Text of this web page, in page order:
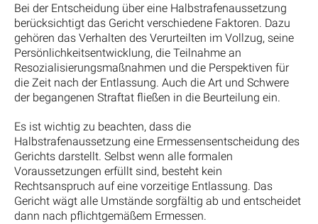
Bei der Entscheidung über eine Halbstrafenaussetzung
berücksichtigt das Gericht verschiedene Faktoren. Dazu
gehören das Verhalten des Verurteilten im Vollzug, seine
Persönlichkeitsentwicklung, die Teilnahme an
Resozialisierungsmaßnahmen und die Perspektiven für
die Zeit nach der Entlassung. Auch die Art und Schwere
der begangenen Straftat fließen in die Beurteilung ein.
Es ist wichtig zu beachten, dass die
Halbstrafenaussetzung eine Ermessensentscheidung des
Gerichts darstellt. Selbst wenn alle formalen
Voraussetzungen erfüllt sind, besteht kein
Rechtsanspruch auf eine vorzeitige Entlassung. Das
Gericht wägt alle Umstände sorgfältig ab und entscheidet
dann nach pflichtgemäßem Ermessen.